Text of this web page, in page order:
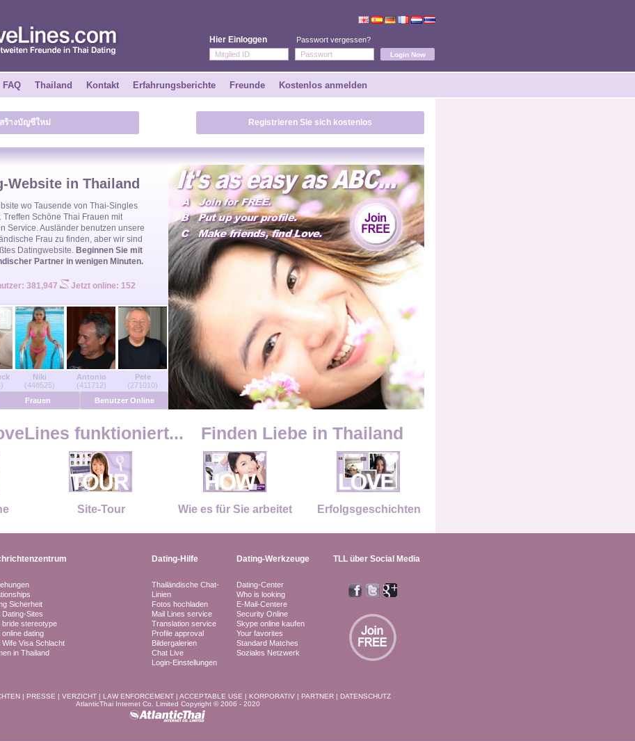
Hier Einloggen Passwort vergessen?
FAQ Thailand Kontakt Erfahrungsberichte Freunde Kostenlos anmelden
สร้างบัญชีใหม่ Registrieren Sie sich kostenlos
Website in Thailand
wo Tausende von Thai-Singles
Schöne Thai Frauen mit
Service. Ausländer benutzen unsere
Frau zu finden, aber wir sind
Datingwebsite. Beginnen Sie mit
Partner in wenigen Minuten.
381,947 Jetzt online: 152
Niki
(448525)
Antonio
(411712)
Pete
(271010)
Frauen Benutzer Online
funktioniert... Finden Liebe in Thailand
Site-Tour Wie es für Sie arbeitet Erfolgsgeschichten
Dating-Hilfe Dating-Werkzeuge TLL über Social Media
Sicherheit
Dating-Sites
bride stereotype
online dating
Wife Visa Schlacht
in Thailand
Thailändische Chat-
Linien
Fotos hochladen
Mail Lines service
Translation service
Profile approval
Bildergalerien
Chat Live
Login-Einstellungen
Dating-Center
Who is looking
E-Mail-Centere
Security Online
Skype online kaufen
Your favorites
Standard Matches
Soziales Netzwerk
| PRESSE | VERZICHT | LAW ENFORCEMENT | ACCEPTABLE USE | KORPORATIV | PARTNER | DATENSCHUTZ
AtlanticThai Internet Co. Limited Copyright © 2006 - 2020